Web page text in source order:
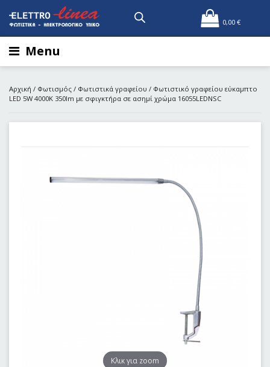
0,00 €
Menu
Αρχική / Φωτισμός / Φωτιστικά γραφείου / Φωτιστικό γραφείου εύκαμπτο
LED 5W 4000K 350lm με σφιγκτήρα σε ασημί χρώμα 16055LEDNSC
Kλικ για zoom